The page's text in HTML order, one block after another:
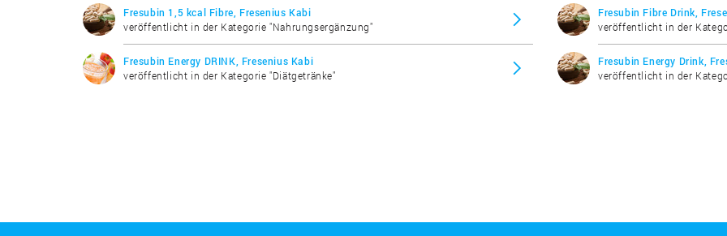
Fresubin 1,5 kcal Fibre, Fresenius Kabi
veröffentlicht in der Kategorie "Nahrungsergänzung"
Fresubin Energy DRINK, Fresenius Kabi
veröffentlicht in der Kategorie "Diätgetränke"
Fresubin Fibre Drink,
veröffentlicht in der
Fresubin Energy Drink,
veröffentlicht in der